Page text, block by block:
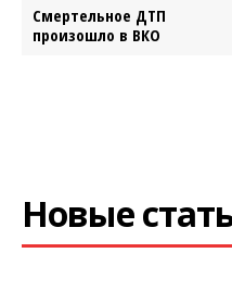
Смертельное ДТП
произошло в ВКО
Новые